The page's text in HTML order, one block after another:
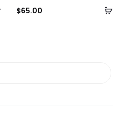
Añadir
$65.00